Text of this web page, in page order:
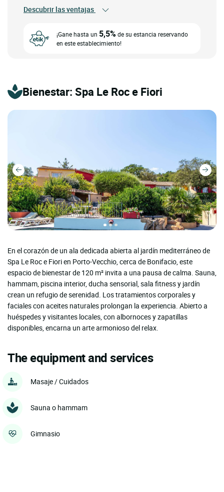
Descubrir las ventajas
¡Gane hasta un 5,5%de su estancia reservando
en este establecimiento!
Bienestar: Spa Le Roc e Fiori
En el corazón de un ala dedicada abierta al jardín mediterráneo de
Spa Le Roc e Fiori en Porto-Vecchio, cerca de Bonifacio, este
espacio de bienestar de 120 m² invita a una pausa de calma. Sauna,
hammam, piscina interior, ducha sensorial, sala fitness y jardín
crean un refugio de serenidad. Los tratamientos corporales y
faciales con aceites naturales prolongan la experiencia. Abierto a
huéspedes y visitantes locales, con albornoces y zapatillas
disponibles, encarna un arte armonioso del relax.
The equipment and services
Masaje / Cuidados
Sauna o hammam
Gimnasio